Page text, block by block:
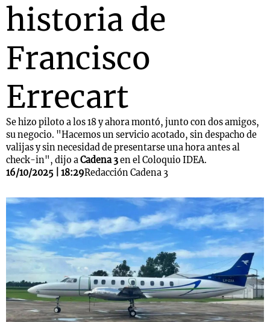
historia de
Francisco
Errecart
Se hizo piloto a los 18 y ahora montó, junto con dos amigos,
su negocio. "Hacemos un servicio acotado, sin despacho de
valijas y sin necesidad de presentarse una hora antes al
check-in", dijo aCadena 3en el Coloquio IDEA.
16/10/2025 | 18:29Redacción Cadena 3
Notas
Notas